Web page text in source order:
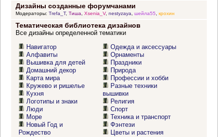
Дизайны созданные форумчанами
Модераторы: Trefa_T, Тиша, Xsenia_V, nestyzaya, шейла55, крохин
Тематическая библиотека дизайнов
Все дизайны определенной тематики
Навигатор
Алфавиты
Вышивка для детей
Домашний декор
Карта мира
Кружево и ришелье
Кухня
Логотипы и знаки
Люди
Море
Новый Год и
Рождество
Одежда и аксессуары
Орнаменты
Праздники
Природа
Профессии и хобби
Разные техники
вышивки
Религия
Спорт
Техника и транспорт
Фэнтези
Цветы и растения